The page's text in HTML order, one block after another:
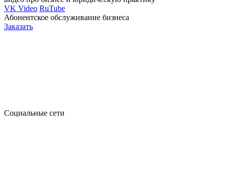
VK Video RuTube
Абонентское обслуживание бизнеса
Заказать
Социальные сети